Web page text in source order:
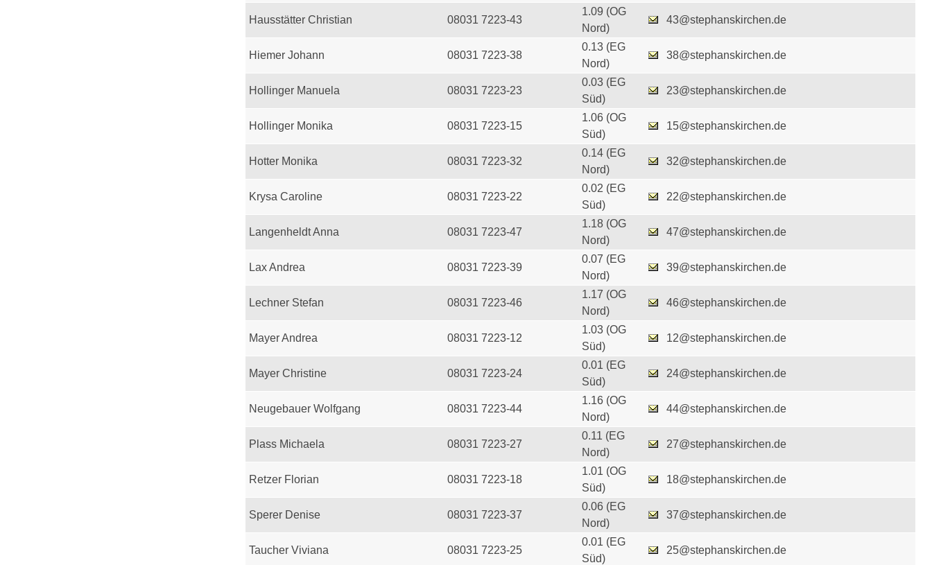
Hausstätter Christian 08031 7223-43
1.09 (OG
Nord)
43@stephanskirchen.de
Hiemer Johann 08031 7223-38
0.13 (EG
Nord)
38@stephanskirchen.de
Hollinger Manuela 08031 7223-23
0.03 (EG
Süd)
23@stephanskirchen.de
Hollinger Monika 08031 7223-15
1.06 (OG
Süd)
15@stephanskirchen.de
Hotter Monika 08031 7223-32
0.14 (EG
Nord)
32@stephanskirchen.de
Krysa Caroline 08031 7223-22
0.02 (EG
Süd)
22@stephanskirchen.de
Langenheldt Anna 08031 7223-47
1.18 (OG
Nord)
47@stephanskirchen.de
Lax Andrea 08031 7223-39
0.07 (EG
Nord)
39@stephanskirchen.de
Lechner Stefan 08031 7223-46
1.17 (OG
Nord)
46@stephanskirchen.de
Mayer Andrea 08031 7223-12
1.03 (OG
Süd)
12@stephanskirchen.de
Mayer Christine 08031 7223-24
0.01 (EG
Süd)
24@stephanskirchen.de
Neugebauer Wolfgang 08031 7223-44
1.16 (OG
Nord)
44@stephanskirchen.de
Plass Michaela 08031 7223-27
0.11 (EG
Nord)
27@stephanskirchen.de
Retzer Florian 08031 7223-18
1.01 (OG
Süd)
18@stephanskirchen.de
Sperer Denise 08031 7223-37
0.06 (EG
Nord)
37@stephanskirchen.de
Taucher Viviana 08031 7223-25
0.01 (EG
Süd)
25@stephanskirchen.de